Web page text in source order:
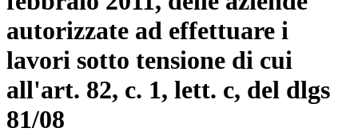
autorizzate ad effettuare i
lavori sotto tensione di cui
all'art. 82, c. 1, lett. c, del dlgs
81/08